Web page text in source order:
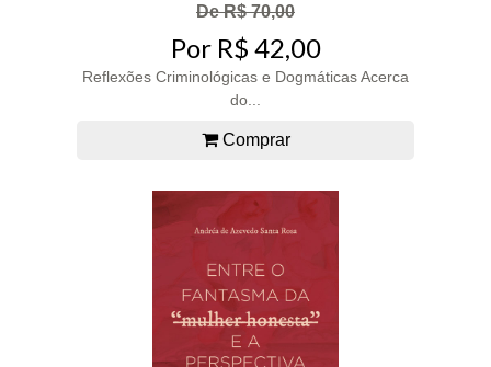
De R$ 70,00
Por R$ 42,00
Reflexões Criminológicas e Dogmáticas Acerca
do...
Comprar